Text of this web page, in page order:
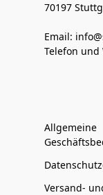
70197
Email:
Telefon und
Allgemeine
Versand-